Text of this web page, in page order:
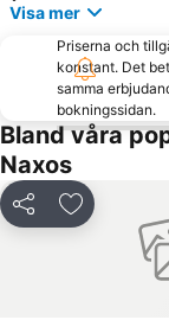
Via Teatro Greco
Spiaggia Marinello
Via Marina
Taormina-Giardini
Praiola
Borgo Sanzio
Catania Tango
Porto di Messina
Visa mer
Priserna och
konstant. Det
samma
bokningssidan.
Bland våra
Naxos
Dela Lägg till i